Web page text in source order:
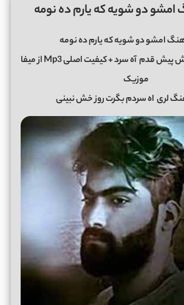
امشو دو شویه که یارم ده نومه
امشو دو شویه که یارم ده نومه
پیش قدم
آه سرد + کیفیت اصلی Mp3 از میفا
موزیک
لری اه سردم بگرت روز خش نبینی